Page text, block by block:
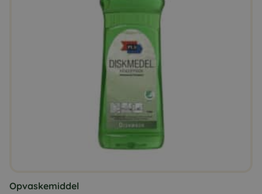
Opvaskemiddel